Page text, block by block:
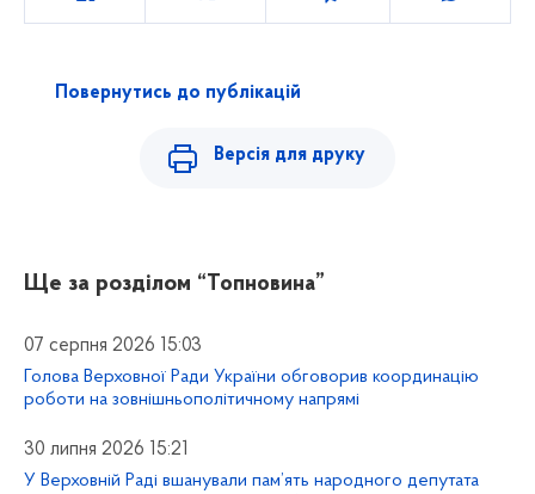
Повернутись до публікацій
Версія для друку
Ще за розділом “Топновина”
07 серпня 2026 15:03
Голова Верховної Ради України обговорив координацію
роботи на зовнішньополітичному напрямі
30 липня 2026 15:21
У Верховній Раді вшанували пам’ять народного депутата